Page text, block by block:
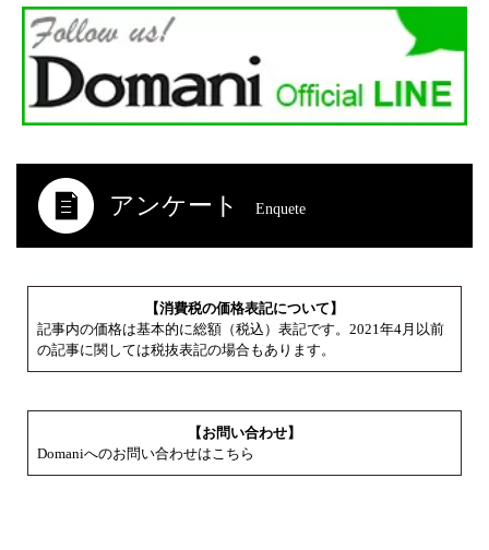
アンケート Enquete
【消費税の価格表記について】
記事内の価格は基本的に総額（税込）表記です。2021年4月以前
の記事に関しては税抜表記の場合もあります。
【お問い合わせ】
Domaniへのお問い合わせはこちら